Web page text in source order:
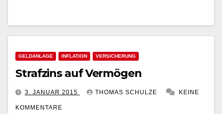
GELDANLAGE INFLATION VERSICHERUNG
Strafzins auf Vermögen
3. JANUAR 2015 THOMAS SCHULZE KEINE
KOMMENTARE